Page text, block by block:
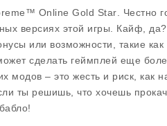
Online Gold Star . Честно
версиях этой игры. Кайф, да?
или возможности, такие как
сделать геймплей еще
модов – это жесть и риск, как
ты решишь, что хочешь